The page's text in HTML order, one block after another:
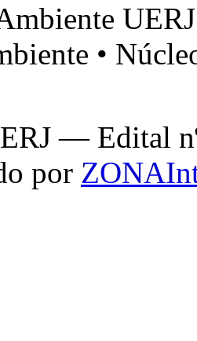
•
— Edital
por